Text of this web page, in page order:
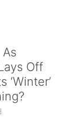
Off
‘Winter’